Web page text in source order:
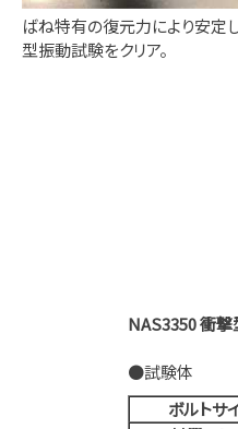
ばね特有の復元力により安定
型振動試験をクリア。
NAS3350 衝
●試験体
ボルトサ